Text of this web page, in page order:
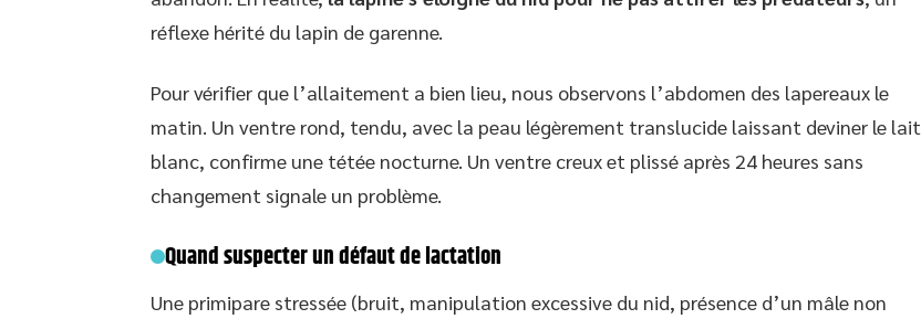
réflexe hérité du lapin de garenne.
Pour vérifier que l’allaitement a bien lieu, nous observons l’abdomen des lapereaux le
matin. Un ventre rond, tendu, avec la peau légèrement translucide laissant deviner le lait
blanc, confirme une tétée nocturne. Un ventre creux et plissé après 24 heures sans
changement signale un problème.
Quand suspecter un défaut de lactation
Une primipare stressée (bruit, manipulation excessive du nid, présence d’un mâle non